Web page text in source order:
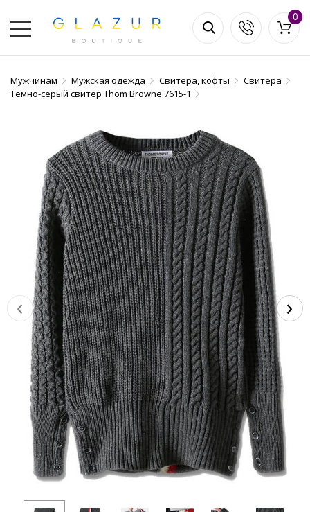
0
Мужчинам Мужская одежда Свитера, кофты
Свитера
Темно-серый свитер Thom Browne 7615-1
‹ ›